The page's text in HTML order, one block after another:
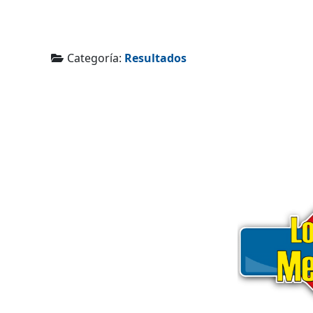
Categoría: Resultados